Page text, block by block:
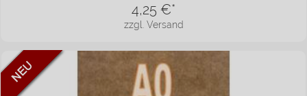
zzgl. Versand
4,25 €*